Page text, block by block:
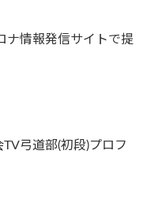
ナ情報発信サイトで提
弓道部(初段)プロフ